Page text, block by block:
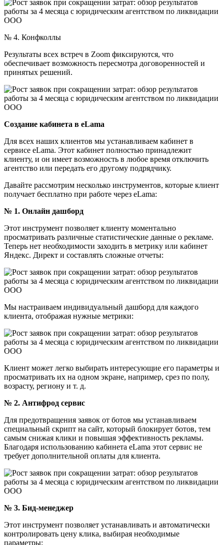
№ 4. Конфколлы
Результаты всех встреч в Zoom фиксируются, что
обеспечивает возможность пересмотра договоренностей и
принятых решений.
Создание кабинета в eLama
Для всех наших клиентов мы устанавливаем кабинет в
сервисе eLama. Этот кабинет полностью принадлежит
клиенту, и он имеет возможность в любое время отключить
агентство или передать его другому подрядчику.
Давайте рассмотрим несколько инструментов, которые клиент
получает бесплатно при работе через eLama:
№ 1. Онлайн дашборд
Этот инструмент позволяет клиенту моментально
просматривать различные статистические данные о рекламе.
Теперь нет необходимости заходить в метрику или кабинет
Яндекс. Директ и составлять сложные отчеты:
Мы настраиваем индивидуальный дашборд для каждого
клиента, отображая нужные метрики:
Клиент может легко выбирать интересующие его параметры и
просматривать их на одном экране, например, срез по полу,
возрасту, региону и т. д.
№ 2. Антифрод сервис
Для предотвращения заявок от ботов мы устанавливаем
специальный скрипт на сайт, который блокирует ботов, тем
самым снижая клики и повышая эффективность рекламы.
Благодаря использованию кабинета eLama этот сервис не
требует дополнительной оплаты для клиента.
№ 3. Бид-менеджер
Этот инструмент позволяет устанавливать и автоматически
контролировать цену клика, выбирая необходимые
параметры: